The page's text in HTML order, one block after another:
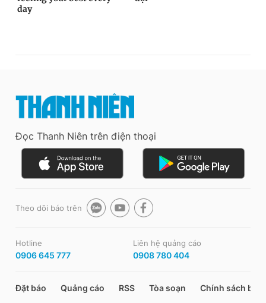
Đọc Thanh Niên trên điện thoại
Theo dõi báo trên
Hotline
0906 645 777
Liên hệ quảng cáo
0908 780 404
Đặt báo Quảng cáo RSS Tòa soạn Chính sách bảo